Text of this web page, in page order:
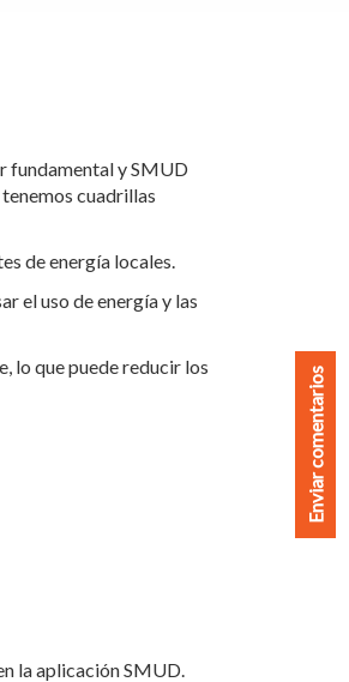
fundamental y SMUD
cuadrillas
de energía locales.
el uso de energía y las
lo que puede reducir los
la aplicación SMUD.
Enviar comentarios